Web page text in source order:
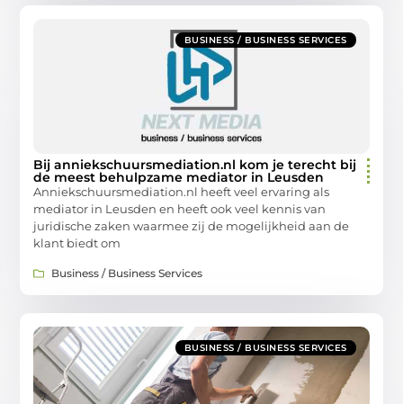
BUSINESS / BUSINESS SERVICES
Bij anniekschuursmediation.nl kom je terecht bij
de meest behulpzame mediator in Leusden
Anniekschuursmediation.nl heeft veel ervaring als
mediator in Leusden en heeft ook veel kennis van
juridische zaken waarmee zij de mogelijkheid aan de
klant biedt om
Business / Business Services
BUSINESS / BUSINESS SERVICES